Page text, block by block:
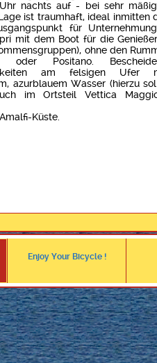
nachts auf - bei sehr
ist traumhaft, ideal inmitten
für
mit dem Boot für die
ohne den
oder Positano.
am felsigen Ufer
azurblauem Wasser (hierzu
im Ortsteil Vettica
Küste.
Enjoy Your Bicycle !